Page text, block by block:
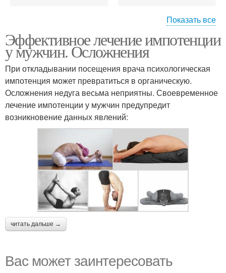
Хирургическое лечение Лечение от импотенции
Показать все
Эффективное лечение импотенции
у мужчин. Осложнения
При откладывании посещения врача психологическая
импотенция может превратиться в органическую.
Осложнения недуга весьма неприятны. Своевременное
лечение импотенции у мужчин предупредит
возникновение данных явлений:
читать дальше →
Вас может заинтересовать